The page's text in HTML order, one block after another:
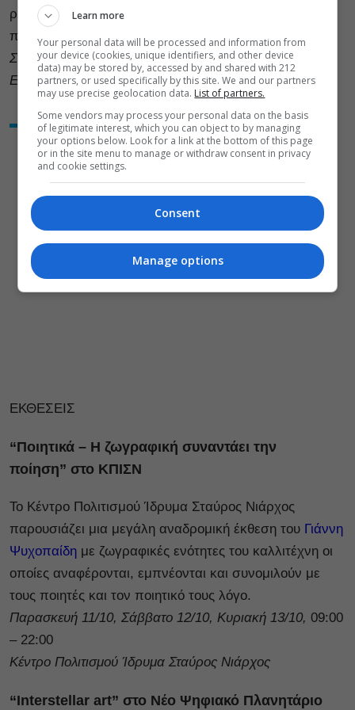
ρούχα και να είμαστε εκεί 5-10 λεπτά πριν από τις
πρακτικές.
Σάββατο 12/10, Κυριακή 13/10, 18:00 – 21:30
Εργοστάσιο Λιπασμάτων Δραπετσώνας
ΕΚΘΕΣΕΙΣ
“Ποιητικά – Η ζωγραφική συναντάει την
ποίηση” στο ΚΠΙΣΝ
Το Κέντρο Πολιτισμού Ίδρυμα Σταύρος Νιάρχος
παρουσιάζει μια μεγάλη αναδρομική έκθεση του Γιάννη
Ψυχοπαίδη με ζωγραφικές ενότητες του καλλιτέχνη οι
οποίες αναφέρονται, εμπνέονται και συνομιλούν με
τους ποιητές και τον ποιητικό τους λόγο.
Παρασκευή 11/10, Σάββατο 12/10, Κυριακή 13/10, 09:00
– 22:00
Κέντρο Πολιτισμού Ίδρυμα Σταύρος Νιάρχος
“Interstellar art” στο Νέο Ψηφιακό Πλανητάριο
Learn more
Your personal data will be processed and information from
your device (cookies, unique identifiers, and other device
data) may be stored by, accessed by and shared with 212
partners, or used specifically by this site. We and our partners
may use precise geolocation data. List of partners.
Some vendors may process your personal data on the basis
of legitimate interest, which you can object to by managing
your options below. Look for a link at the bottom of this page
or in the site menu to manage or withdraw consent in privacy
and cookie settings.
Consent
Manage options